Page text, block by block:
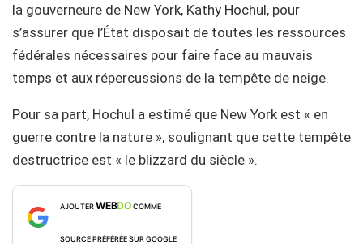
la gouverneure de New York, Kathy Hochul, pour
s’assurer que l’État disposait de toutes les ressources
fédérales nécessaires pour faire face au mauvais
temps et aux répercussions de la tempête de neige.
Pour sa part, Hochul a estimé que New York est « en
guerre contre la nature », soulignant que cette tempête
destructrice est « le blizzard du siècle ».
AJOUTERWEBDOCOMME
SOURCE PRÉFÉRÉE SUR GOOGLE